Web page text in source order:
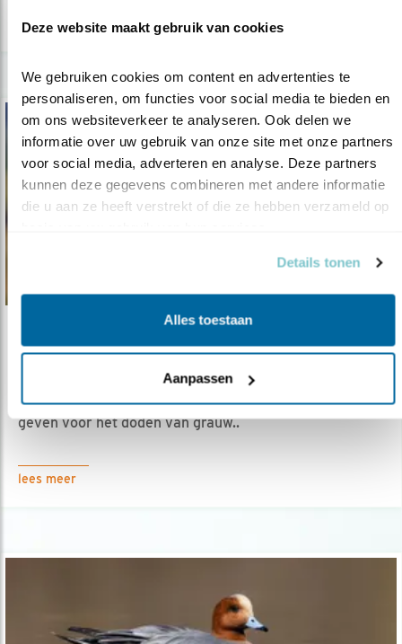
Deze website maakt gebruik van cookies
We gebruiken cookies om content en advertenties te
personaliseren, om functies voor social media te bieden en
om ons websiteverkeer te analyseren. Ook delen we
informatie over uw gebruik van onze site met onze partners
voor social media, adverteren en analyse. Deze partners
kunnen deze gegevens combineren met andere informatie
die u aan ze heeft verstrekt of die ze hebben verzameld op
Details tonen
Alles toestaan
Aanpassen
lees meer
Besluit over afschot ganzen in Overijsse..
05.10.16De provincie Overijssel mag geen toestemming
geven voor het doden van grauw..
lees meer